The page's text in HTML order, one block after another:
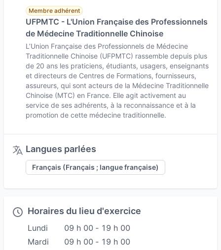
Les outils à ma disposition sont ceux que
propose la Médecine Chinoise; A savoir:
-Le Massage TuiNa
-Les Ventouses
-La Moxibustion
-L'Acupuncture
-L'Auriculothérapie
-La Pharmacopée Chinoise ( Plantes)
Une première séance peut durer jusqu'a 1h30, et
les séances de suivi 1h.
Selon les motifs de consultation, le nombre de
nécessiteront un temps de prise en charge plus
long que des désordres installés plus
récemment.
Membre adhérent
UFPMTC - L'Union Française des Professionnels
de Médecine Traditionnelle Chinoise
L’Union Française des Professionnels de Médecine
Traditionnelle Chinoise (UFPMTC) rassemble depuis plus
de 20 ans les praticiens, étudiants, usagers, enseignants
et directeurs de Centres de Formations, fournisseurs,
assureurs, qui sont acteurs de la Médecine Traditionnelle
Chinoise (MTC) en France. Elle agit activement au
service de ses adhérents, à la reconnaissance et à la
promotion de cette médecine traditionnelle.
Langues parlées
Français (Français ; langue française)
Horaires du lieu d'exercice
Lundi
09 h 00 ‐ 19 h 00
Mardi
09 h 00 ‐ 19 h 00